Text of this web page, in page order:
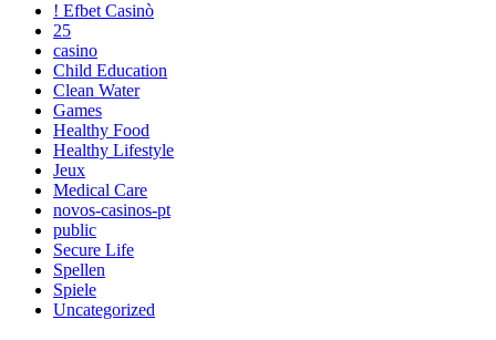
! Efbet Casinò
25
casino
Child Education
Clean Water
Games
Healthy Food
Healthy Lifestyle
Jeux
Medical Care
novos-casinos-pt
public
Secure Life
Spellen
Spiele
Uncategorized